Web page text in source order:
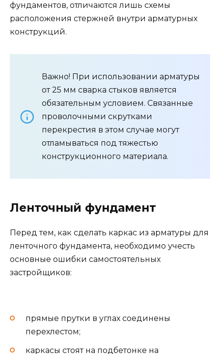
фундаментов, отличаются лишь схемы
расположения стержней внутри арматурных
конструкций.
Важно! При использовании арматуры
от 25 мм сварка стыков является
обязательным условием. Связанные
проволочными скрутками
перекрестия в этом случае могут
отламываться под тяжестью
конструкционного материала.
Ленточный фундамент
Перед тем, как сделать каркас из арматуры для
ленточного фундамента, необходимо учесть
основные ошибки самостоятельных
застройщиков:
прямые прутки в углах соединены
перехлестом;
каркасы стоят на подбетонке на